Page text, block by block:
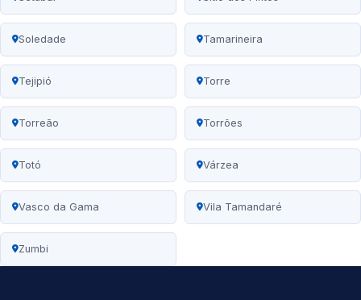
Soledade Tamarineira
Tejipió Torre
Torreão Torrões
Totó Várzea
Vasco da Gama Vila Tamandaré
Zumbi